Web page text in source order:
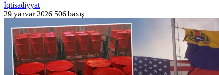
İqtisadiyyat
29 yanvar 2026 506 baxış